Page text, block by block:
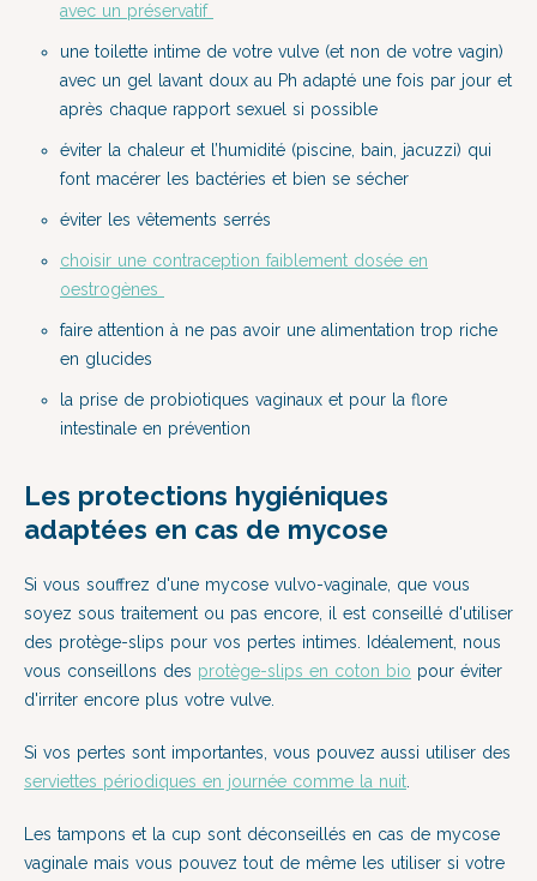
avec un préservatif
une toilette intime de votre vulve (et non de votre vagin)
avec un gel lavant doux au Ph adapté une fois par jour et
après chaque rapport sexuel si possible
éviter la chaleur et l’humidité (piscine, bain, jacuzzi) qui
font macérer les bactéries et bien se sécher
éviter les vêtements serrés
choisir une contraception faiblement dosée en
oestrogènes
faire attention à ne pas avoir une alimentation trop riche
en glucides
la prise de probiotiques vaginaux et pour la flore
intestinale en prévention
Les protections hygiéniques
adaptées en cas de mycose
Si vous souffrez d'une mycose vulvo-vaginale, que vous
soyez sous traitement ou pas encore, il est conseillé d'utiliser
des protège-slips pour vos pertes intimes. Idéalement, nous
vous conseillons des protège-slips en coton bio pour éviter
d'irriter encore plus votre vulve.
Si vos pertes sont importantes, vous pouvez aussi utiliser des
serviettes périodiques en journée comme la nuit
Les tampons et la cup sont déconseillés en cas de mycose
vaginale mais vous pouvez tout de même les utiliser si votre